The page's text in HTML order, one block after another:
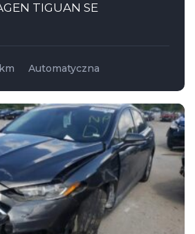
TIGUAN SE
Automatyczna